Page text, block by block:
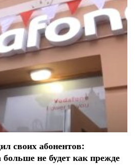
своих абонентов:
больше не будет как прежде